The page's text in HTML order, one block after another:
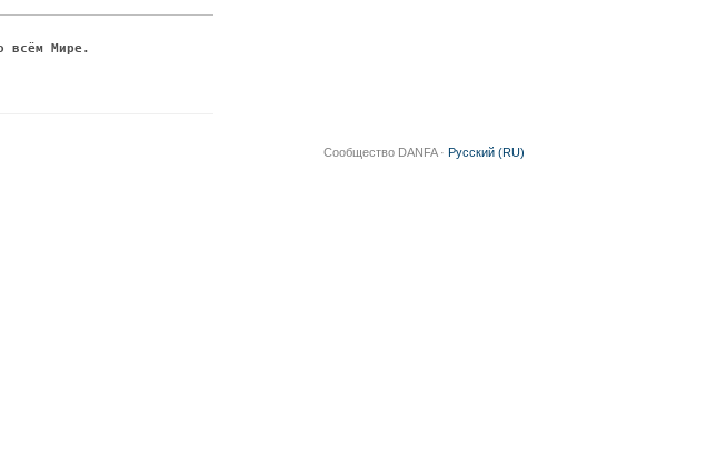
всём Мире.
Сообщество DANFA · Русский (RU)